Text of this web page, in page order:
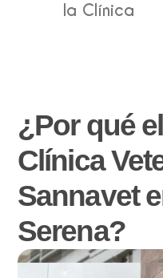
la Clínica
¿Por qué
Clínica
Sannavet
Serena?